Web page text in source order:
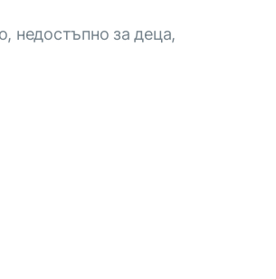
недостъпно за деца,